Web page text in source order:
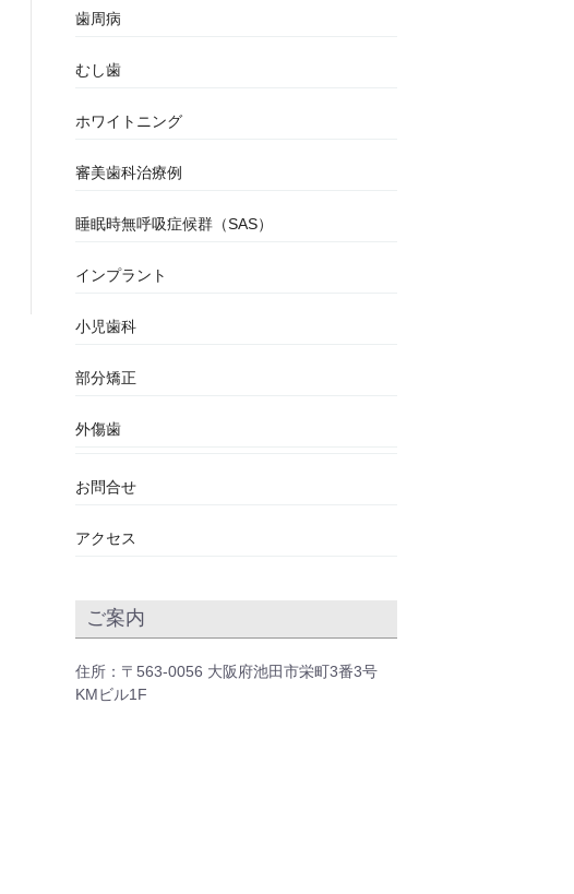
歯周病
むし歯
ホワイトニング
審美歯科治療例
睡眠時無呼吸症候群（SAS）
インプラント
小児歯科
部分矯正
外傷歯
お問合せ
アクセス
ご案内
住所：〒563-0056 大阪府池田市栄町3番3号
KMビル1F